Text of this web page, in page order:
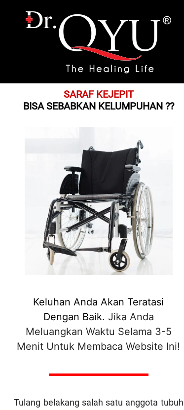
SARAF KEJEPIT
BISA SEBABKAN KELUMPUHAN ??
Keluhan Anda Akan Teratasi
Dengan Baik. Jika Anda
Meluangkan Waktu Selama 3-5
Menit Untuk Membaca Website Ini!
Tulang belakang salah satu anggota tubuh